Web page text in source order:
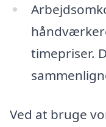
timepriser.
Ved at bruge